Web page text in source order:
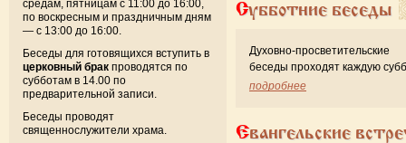
средам, пятницам с 11:00 до 16:00,
по воскресным и праздничным дням
— с 13:00 до 16:00.
Беседы для готовящихся вступить в
церковный брак проводятся по
субботам в 14.00 по
предварительной записи.
Беседы проводят
священнослужители храма.
Субботние беседы
Духовно-просветительские
беседы проходят каждую
подробнее
Евангельские